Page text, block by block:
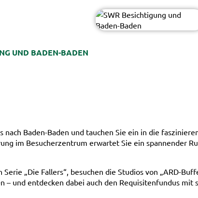
UND BADEN-BADEN
Baden-Baden und tauchen Sie ein in die
im Besucherzentrum erwartet Sie ein spannender
„Die Fallers“, besuchen die Studios von „ARD-
– und entdecken dabei auch den Requisitenfundus mit